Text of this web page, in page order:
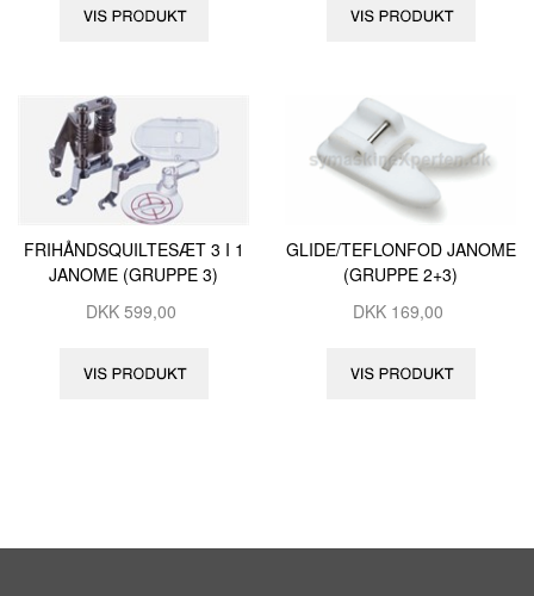
FRIHÅNDSQUILTESÆT 3 I 1
JANOME (GRUPPE 3)
DKK 599,00
GLIDE/TEFLONFOD JANOME
(GRUPPE 2+3)
DKK 169,00